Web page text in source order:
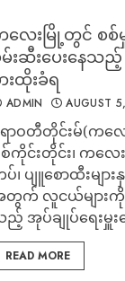
ေးမြို့တွင် စစ်
းဆီးပေးနေသည့်
းထိုးခံရ
ADMIN AUGUST
ာဝတီတိုင်းမ်(ကလ
ကိုင်းတိုင်း၊ ကလေ
၊ ပျူစောထီးများ
က် လူငယ်များကို
အုပ်ချုပ်ရေးမှူး
READ MORE